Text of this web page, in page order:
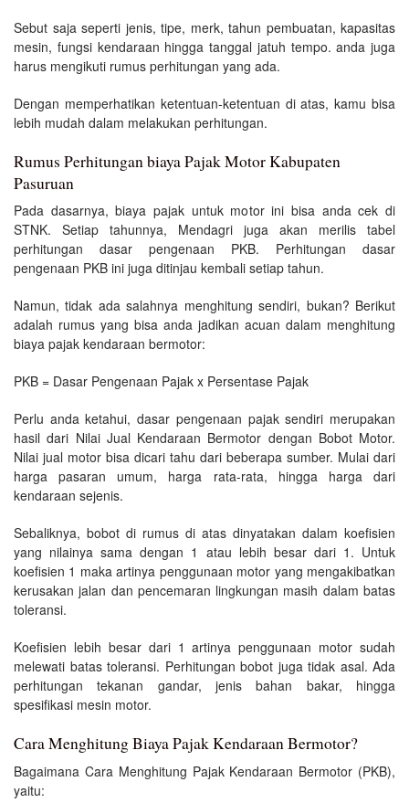
Sebut saja seperti jenis, tipe, merk, tahun pembuatan, kapasitas
mesin, fungsi kendaraan hingga tanggal jatuh tempo. anda juga
harus mengikuti rumus perhitungan yang ada.
Dengan memperhatikan ketentuan-ketentuan di atas, kamu bisa
lebih mudah dalam melakukan perhitungan.
Rumus Perhitungan biaya Pajak Motor Kabupaten
Pasuruan
Pada dasarnya, biaya pajak untuk motor ini bisa anda cek di
STNK. Setiap tahunnya, Mendagri juga akan merilis tabel
perhitungan dasar pengenaan PKB. Perhitungan dasar
pengenaan PKB ini juga ditinjau kembali setiap tahun.
Namun, tidak ada salahnya menghitung sendiri, bukan? Berikut
adalah rumus yang bisa anda jadikan acuan dalam menghitung
biaya pajak kendaraan bermotor:
PKB = Dasar Pengenaan Pajak x Persentase Pajak
Perlu anda ketahui, dasar pengenaan pajak sendiri merupakan
hasil dari Nilai Jual Kendaraan Bermotor dengan Bobot Motor.
Nilai jual motor bisa dicari tahu dari beberapa sumber. Mulai dari
harga pasaran umum, harga rata-rata, hingga harga dari
kendaraan sejenis.
Sebaliknya, bobot di rumus di atas dinyatakan dalam koefisien
yang nilainya sama dengan 1 atau lebih besar dari 1. Untuk
koefisien 1 maka artinya penggunaan motor yang mengakibatkan
kerusakan jalan dan pencemaran lingkungan masih dalam batas
toleransi.
Koefisien lebih besar dari 1 artinya penggunaan motor sudah
melewati batas toleransi. Perhitungan bobot juga tidak asal. Ada
perhitungan tekanan gandar, jenis bahan bakar, hingga
spesifikasi mesin motor.
Cara Menghitung Biaya Pajak Kendaraan Bermotor?
Bagaimana Cara Menghitung Pajak Kendaraan Bermotor (PKB),
yaitu: